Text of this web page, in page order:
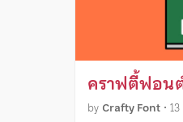
คราฟตี้ฟอน
by Crafty Font •